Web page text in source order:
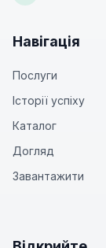
Навігація
Послуги
Історії успіху
Каталог
Догляд
Завантажити